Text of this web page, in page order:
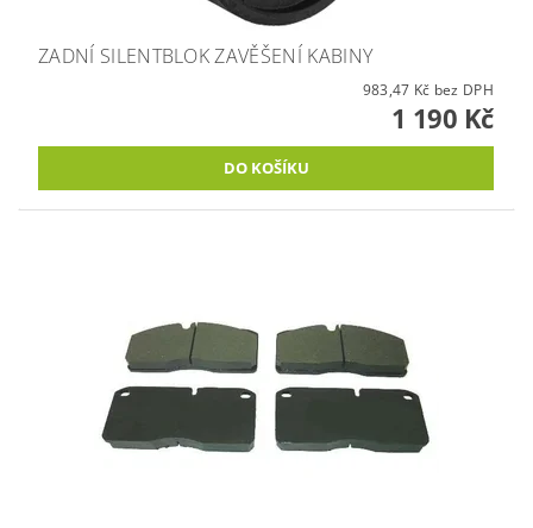
ZADNÍ SILENTBLOK ZAVĚŠENÍ KABINY
983,47 Kč bez DPH
1 190 Kč